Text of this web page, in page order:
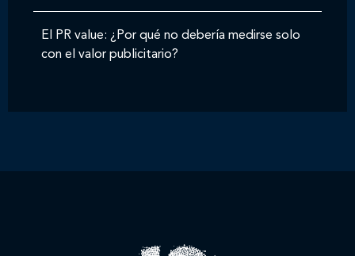
El PR value: ¿Por qué no debería medirse solo
con el valor publicitario?